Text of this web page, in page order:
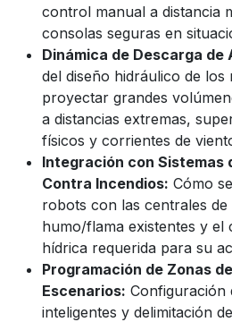
control manual a distancia
consolas seguras en
Dinámica de Descarga de
del diseño hidráulico de los
proyectar grandes
a distancias extremas,
físicos y corrientes de
Integración con Sistemas
Contra Incendios: Cómo
robots con las centrales de
humo/flama existentes y el
hídrica requerida para su
Programación de Zonas
Escenarios: Configuración
inteligentes y delimitación